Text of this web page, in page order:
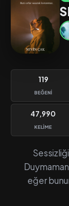
119
BEĞENI
47,990
KELIME
eğer